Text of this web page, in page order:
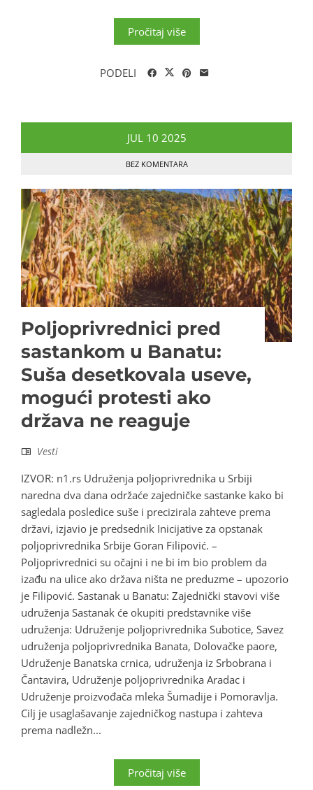
Pročitaj više
PODELI
JUL 10 2025
BEZ KOMENTARA
Poljoprivrednici pred
sastankom u Banatu:
Suša desetkovala useve,
mogući protesti ako
država ne reaguje
Vesti
IZVOR: n1.rs Udruženja poljoprivrednika u Srbiji
naredna dva dana održaće zajedničke sastanke kako bi
sagledala posledice suše i precizirala zahteve prema
državi, izjavio je predsednik Inicijative za opstanak
poljoprivrednika Srbije Goran Filipović. –
Poljoprivrednici su očajni i ne bi im bio problem da
izađu na ulice ako država ništa ne preduzme – upozorio
je Filipović. Sastanak u Banatu: Zajednički stavovi više
udruženja Sastanak će okupiti predstavnike više
udruženja: Udruženje poljoprivrednika Subotice, Savez
udruženja poljoprivrednika Banata, Dolovačke paore,
Udruženje Banatska crnica, udruženja iz Srbobrana i
Čantavira, Udruženje poljoprivrednika Aradac i
Udruženje proizvođača mleka Šumadije i Pomoravlja.
Cilj je usaglašavanje zajedničkog nastupa i zahteva
prema nadležn...
Pročitaj više